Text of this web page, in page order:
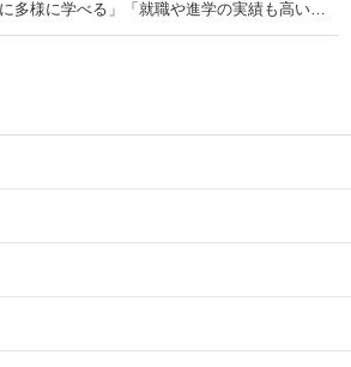
多様に学べる」「就職や進学の実績も高い」
ーチ